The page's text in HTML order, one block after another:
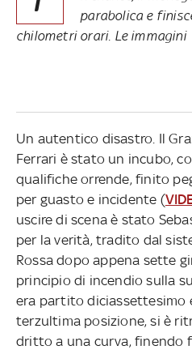
parabolica e
chilometri orari. Le immagini
Un autentico disastro. Il
Ferrari è stato un incubo,
qualifiche orrende, finito
per guasto e incidente (
uscire di scena è stato
per la verità, tradito dal
Rossa dopo appena sette
principio di incendio sulla
era partito diciassettesimo
terzultima posizione, si è
dritto a una curva, finendo